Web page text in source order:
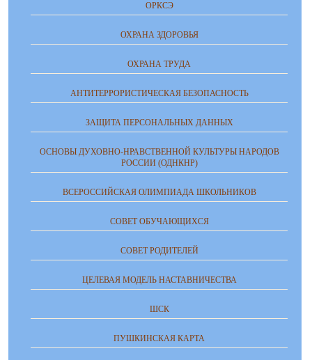
ОРКСЭ
ОХРАНА ЗДОРОВЬЯ
ОХРАНА ТРУДА
АНТИТЕРРОРИСТИЧЕСКАЯ БЕЗОПАСНОСТЬ
ЗАЩИТА ПЕРСОНАЛЬНЫХ ДАННЫХ
ОСНОВЫ ДУХОВНО-НРАВСТВЕННОЙ КУЛЬТУРЫ НАРОДОВ
РОССИИ (ОДНКНР)
ВСЕРОССИЙСКАЯ ОЛИМПИАДА ШКОЛЬНИКОВ
СОВЕТ ОБУЧАЮЩИХСЯ
СОВЕТ РОДИТЕЛЕЙ
ЦЕЛЕВАЯ МОДЕЛЬ НАСТАВНИЧЕСТВА
ШСК
ПУШКИНСКАЯ КАРТА